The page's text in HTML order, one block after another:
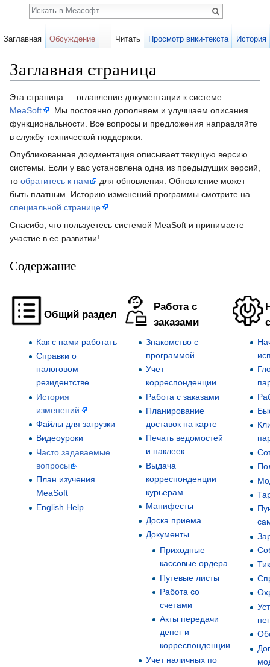
Заглавная страница
Эта страница — оглавление документации к системе
MeaSoft
. Мы постоянно дополняем и улучшаем описания
функциональности. Все вопросы и предложения направляйте
в службу технической поддержки.
Опубликованная документация описывает текущую версию
системы. Если у вас установлена одна из предыдущих версий,
то обратитесь к нам
для обновления. Обновление может
быть платным. Историю изменений программы смотрите на
специальной странице
.
Спасибо, что пользуетесь системой MeaSoft и принимаете
участие в ее развитии!
Содержание
Общий раздел
Работа с
заказами
Как с нами работать
Справки о
налоговом
резидентстве
История
изменений
Файлы для загрузки
Видеоуроки
Часто задаваемые
вопросы
План изучения
MeaSoft
English Help
Знакомство с
программой
Учет
корреспонденции
Работа с заказами
Планирование
доставок на карте
Печать ведомостей
и наклеек
Выдача
корреспонденции
курьерам
Манифесты
Доска приема
Документы
Приходные
кассовые ордера
Путевые листы
Работа со
счетами
Акты передачи
денег и
корреспонденции
Учет наличных по
Заглавная Обсуждение Читать Просмотр вики-текста История
Поиск